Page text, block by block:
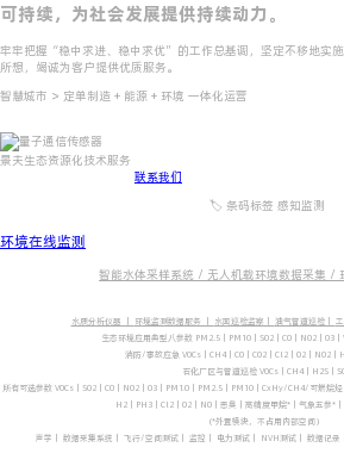
可持续，为社会发展提供持续动力。
牢牢把握“稳中求进、稳中求优”的工作总基调，坚定不移地实
所想，竭诚为客户提供优质服务。
智慧城市 > 定单制造 + 能源 + 环境 一体化运营
景夫生态资源化技术服务
联系我们
🏷️ 条码标签 感知监测
环境在线监测
智能水体采样系统 / 无人机载环境数据采集 /
水质分析仪器 ｜ 环境监测数据服务 ｜ 水面巡检监察｜ 油气管道巡检｜
生态环境应用典型八参数 PM2.5｜PM10｜SO2｜CO｜NO2｜O3
消防/事故应急 VOCs｜CH4｜CO｜CO2｜Cl2｜O2｜NO2｜
石化厂区与管道巡检 VOCs｜CH4｜H2S｜
所有可选参数 VOCs｜SO2｜CO｜NO2｜O3｜PM1.0｜PM2.5｜PM10｜CxHy/CH4/可燃烷
H2｜PH3｜Cl2｜O2｜NO｜恶臭｜高精度甲烷*｜气象五参*
(*外置模块，不占用内部空间）
声学｜ 数据采集系统｜ 飞行/空间测试｜ 监控｜ 电力测试｜ NVH测试｜ 数据记